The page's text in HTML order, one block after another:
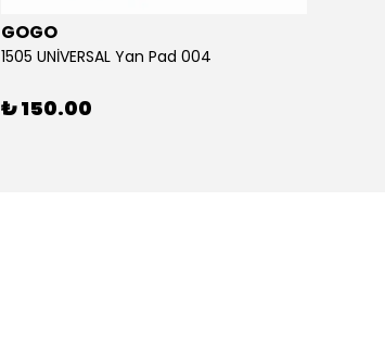
GOGO
1505 UNİVERSAL Yan Pad 004
₺ 150.00